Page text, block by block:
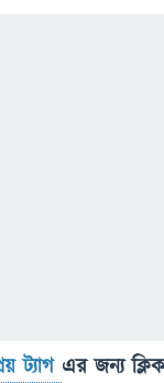
ট্যাগ এর জন্য